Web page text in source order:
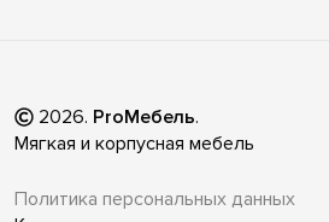
2026. ProМебель.
Мягкая и корпусная мебель
Политика персональных данных